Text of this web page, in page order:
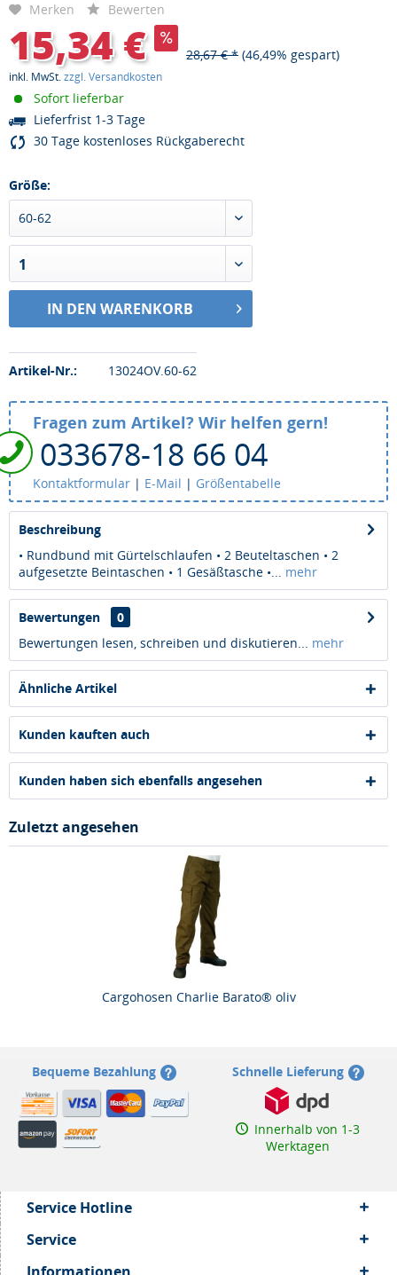
Merken Bewerten
15,34 € 28,67 € * (46,49% gespart)
inkl. MwSt.zzgl. Versandkosten
Sofort lieferbar
Lieferfrist 1-3 Tage
30 Tage kostenloses Rückgaberecht
Größe:
60-62
1
IN DEN WARENKORB
Artikel-Nr.: 13024OV.60-62
Fragen zum Artikel? Wir helfen gern!
033678-18 66 04
Kontaktformular | E-Mail | Größentabelle
Beschreibung
• Rundbund mit Gürtelschlaufen • 2 Beuteltaschen • 2
aufgesetzte Beintaschen • 1 Gesäßtasche •... mehr
Bewertungen
0
Bewertungen lesen, schreiben und diskutieren... mehr
Ähnliche Artikel
Kunden kauften auch
Kunden haben sich ebenfalls angesehen
Zuletzt angesehen
Cargohosen Charlie Barato® oliv
Bequeme Bezahlung Schnelle Lieferung
Innerhalb von 1-3
Werktagen
Service Hotline
Service